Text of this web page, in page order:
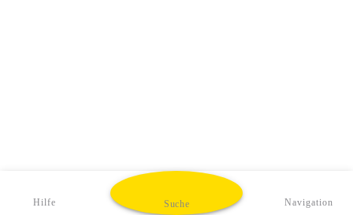
Hilfe Suche Navigation